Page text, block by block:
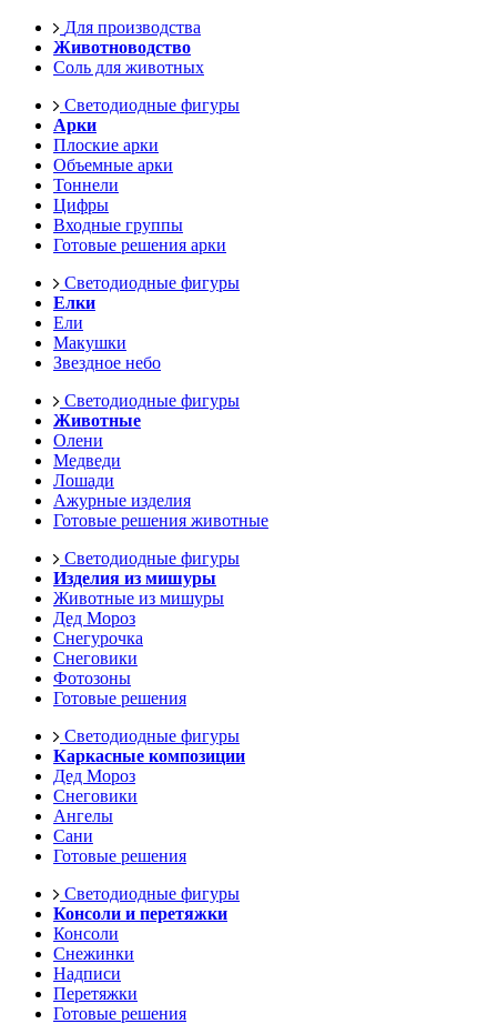
Для производства
Животноводство
Соль для животных
Светодиодные фигуры
Арки
Плоские арки
Объемные арки
Тоннели
Цифры
Входные группы
Готовые решения арки
Светодиодные фигуры
Елки
Ели
Макушки
Звездное небо
Светодиодные фигуры
Животные
Олени
Медведи
Лошади
Ажурные изделия
Готовые решения животные
Светодиодные фигуры
Изделия из мишуры
Животные из мишуры
Дед Мороз
Снегурочка
Снеговики
Фотозоны
Готовые решения
Светодиодные фигуры
Каркасные композиции
Дед Мороз
Снеговики
Ангелы
Сани
Готовые решения
Светодиодные фигуры
Консоли и перетяжки
Консоли
Снежинки
Надписи
Перетяжки
Готовые решения